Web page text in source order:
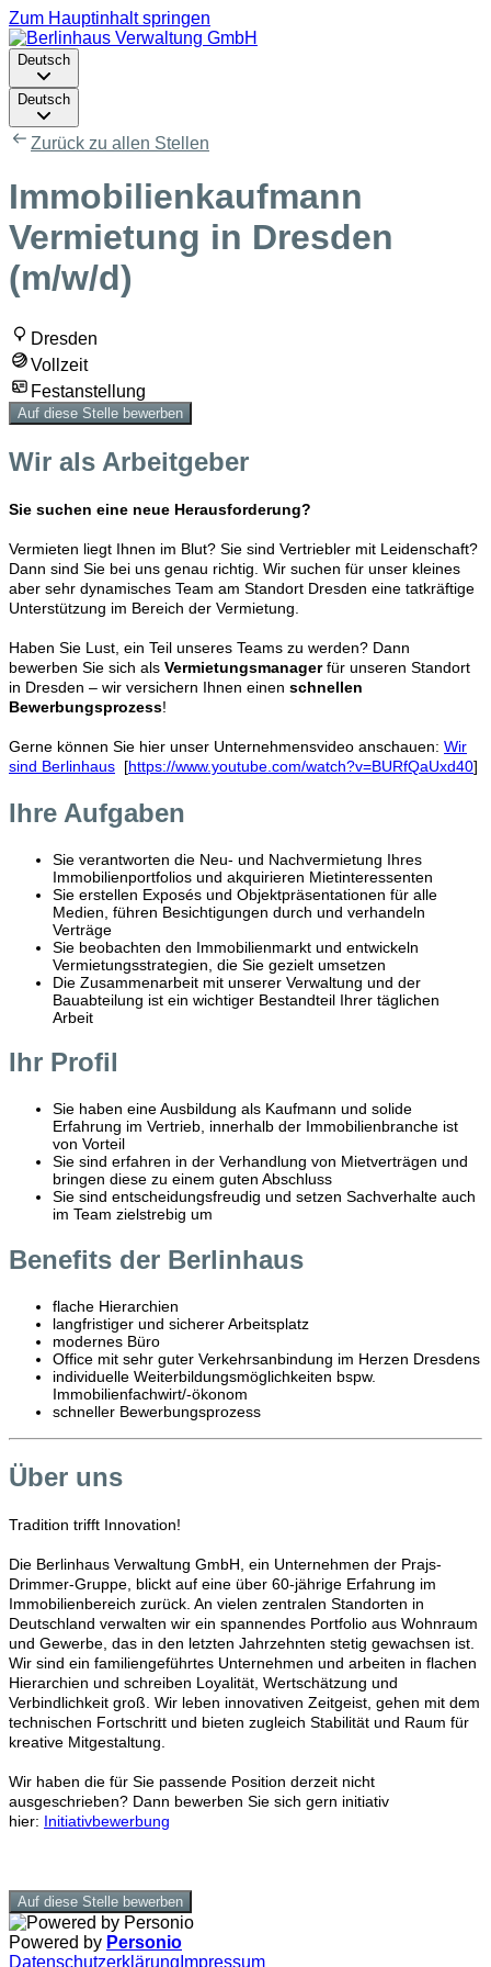
Zum Hauptinhalt springen
Deutsch
Deutsch
Zurück zu allen Stellen
Immobilienkaufmann
Vermietung in Dresden
(m/w/d)
Dresden
Vollzeit
Festanstellung
Auf diese Stelle bewerben
Wir als Arbeitgeber
Sie suchen eine neue Herausforderung?
Vermieten liegt Ihnen im Blut? Sie sind Vertriebler mit Leidenschaft?
Dann sind Sie bei uns genau richtig. Wir suchen für unser kleines
aber sehr dynamisches Team am Standort Dresden eine tatkräftige
Unterstützung im Bereich der Vermietung.
Haben Sie Lust, ein Teil unseres Teams zu werden? Dann
bewerben Sie sich als Vermietungsmanagerfür unseren Standort
in Dresden – wir versichern Ihnen einen schnellen
Bewerbungsprozess!
Gerne können Sie hier unser Unternehmensvideo anschauen: Wir
sind Berlinhaus [https://www.youtube.com/watch?v=BURfQaUxd40]
Ihre Aufgaben
Sie verantworten die Neu- und Nachvermietung Ihres
Immobilienportfolios und akquirieren Mietinteressenten
Sie erstellen Exposés und Objektpräsentationen für alle
Medien, führen Besichtigungen durch und verhandeln
Verträge
Sie beobachten den Immobilienmarkt und entwickeln
Vermietungsstrategien, die Sie gezielt umsetzen
Die Zusammenarbeit mit unserer Verwaltung und der
Bauabteilung ist ein wichtiger Bestandteil Ihrer täglichen
Arbeit
Ihr Profil
Sie haben eine Ausbildung als Kaufmann und solide
Erfahrung im Vertrieb, innerhalb der Immobilienbranche ist
von Vorteil
Sie sind erfahren in der Verhandlung von Mietverträgen und
bringen diese zu einem guten Abschluss
Sie sind entscheidungsfreudig und setzen Sachverhalte auch
im Team zielstrebig um
Benefits der Berlinhaus
flache Hierarchien
langfristiger und sicherer Arbeitsplatz
modernes Büro
Office mit sehr guter Verkehrsanbindung im Herzen Dresdens
individuelle Weiterbildungsmöglichkeiten bspw.
Immobilienfachwirt/-ökonom
schneller Bewerbungsprozess
Über uns
Tradition trifft Innovation!
Die Berlinhaus Verwaltung GmbH, ein Unternehmen der Prajs-
Drimmer-Gruppe, blickt auf eine über 60-jährige Erfahrung im
Immobilienbereich zurück. An vielen zentralen Standorten in
Deutschland verwalten wir ein spannendes Portfolio aus Wohnraum
und Gewerbe, das in den letzten Jahrzehnten stetig gewachsen ist.
Wir sind ein familiengeführtes Unternehmen und arbeiten in flachen
Hierarchien und schreiben Loyalität, Wertschätzung und
Verbindlichkeit groß. Wir leben innovativen Zeitgeist, gehen mit dem
technischen Fortschritt und bieten zugleich Stabilität und Raum für
kreative Mitgestaltung.
Wir haben die für Sie passende Position derzeit nicht
ausgeschrieben? Dann bewerben Sie sich gern initiativ
hier: Initiativbewerbung
Auf diese Stelle bewerben
Powered by Personio
Datenschutzerklärung Impressum